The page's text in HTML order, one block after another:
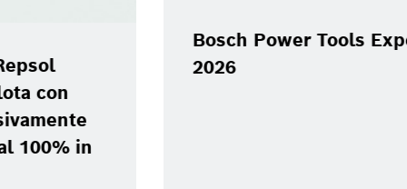
Bosch Power Tools Experience Day
2026